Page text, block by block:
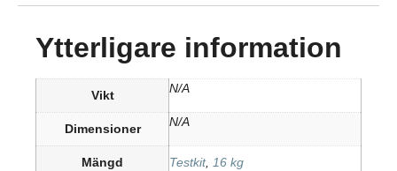
Ytterligare information
Vikt N/A
Dimensioner N/A
Mängd Testkit, 16 kg